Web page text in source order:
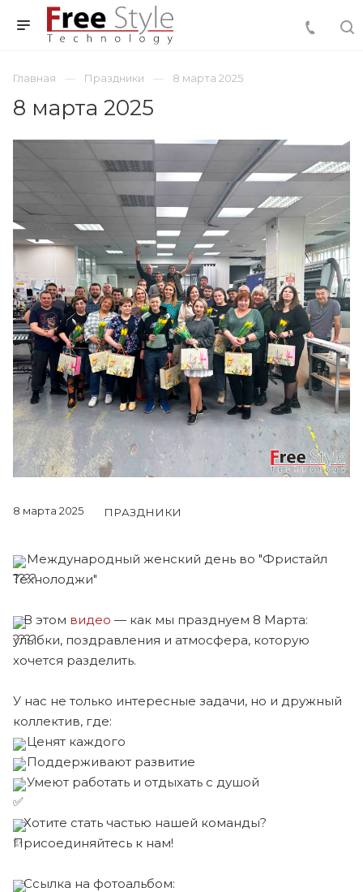
Главная Праздники 8 марта 2025
8 марта 2025
8 марта 2025 ПРАЗДНИКИ
Международный женский день во "Фристайл
Технолоджи"
В этом видео — как мы празднуем 8 Марта:
улыбки, поздравления и атмосфера, которую
хочется разделить.
У нас не только интересные задачи, но и дружный
коллектив, где:
Ценят каждого
Поддерживают развитие
Умеют работать и отдыхать с душой
Хотите стать частью нашей команды?
Присоединяйтесь к нам!
Ссылка на фотоальбом: